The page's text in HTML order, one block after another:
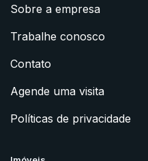
Sobre a empresa
Trabalhe conosco
Contato
Agende uma visita
Políticas de privacidade